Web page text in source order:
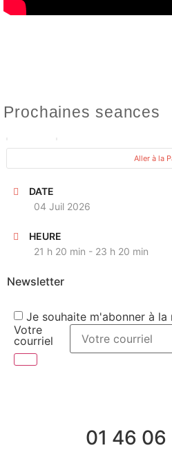
Prochaines seances
Aller à la
DATE
04 Juil 2026
HEURE
21 h 20 min - 23 h 20 min
Newsletter
Je souhaite m'abonner à la
Votre
courriel
01 46 06